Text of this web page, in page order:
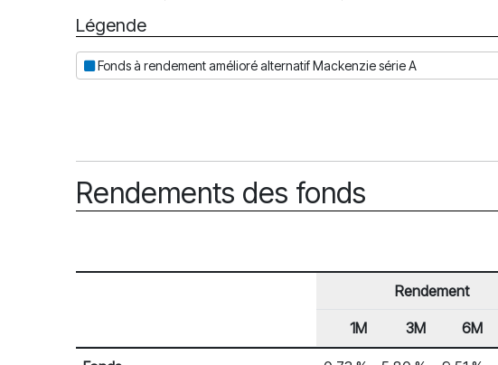
Date
Légende
Fonds à rendement amélioré alternatif Mackenzie série A
Rendements des fonds
Rendements des fonds
En-tête de ligne
Rendement
1M 3M 6M